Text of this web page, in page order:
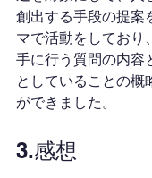
創出する手段の提案
マで活動をしており
手に行う質問の内容
としていることの概
ができました。
3.感想